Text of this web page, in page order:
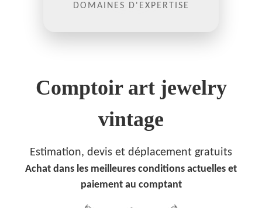
DOMAINES D'EXPERTISE
Comptoir art jewelry
vintage
Estimation, devis et déplacement gratuits
Achat dans les meilleures conditions actuelles et
paiement au comptant